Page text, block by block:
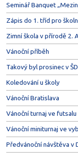
Seminář Banquet
Zápis do 1. tříd pro
Zimní škola v přírodě 2.
Vánoční příběh
Takový byl prosinec v ŠD
Koledování u školy
Vánoční Bratislava
Vánoční turnaj ve futsalu
Vánoční miniturnaj ve
Předvánoční návštěva v